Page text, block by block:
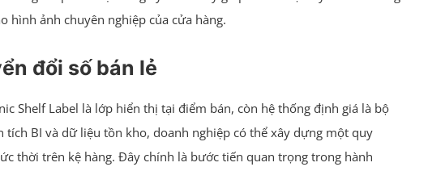
hình ảnh chuyên nghiệp của cửa hàng.
đổi số bán lẻ
Shelf Label là lớp hiển thị tại điểm bán, còn hệ thống định giá là bộ
tích BI và dữ liệu tồn kho, doanh nghiệp có thể xây dựng một quy
thời trên kệ hàng. Đây chính là bước tiến quan trọng trong hành